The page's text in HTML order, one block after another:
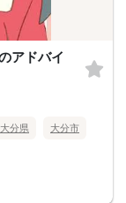
アドバイ
大分県 大分市